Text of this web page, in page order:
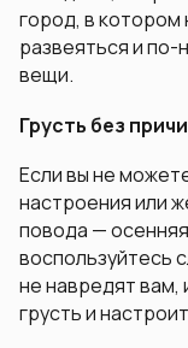
город, в котором
развеяться и по-
вещи.
Грусть без
Если вы не
настроения или
повода —
воспользуйтесь
не навредят вам,
грусть и